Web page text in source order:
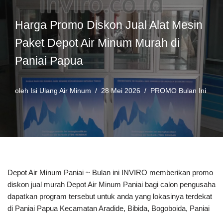
Harga Promo Diskon Jual Alat Mesin
Paket Depot Air Minum Murah di
Paniai Papua
oleh Isi Ulang Air Minum 28 Mei 2026 PROMO Bulan Ini
Depot Air Minum Paniai ~ Bulan ini INVIRO memberikan promo
diskon jual murah Depot Air Minum Paniai bagi calon pengusaha
dapatkan program tersebut untuk anda yang lokasinya terdekat
di Paniai Papua Kecamatan Aradide, Bibida, Bogoboida, Paniai